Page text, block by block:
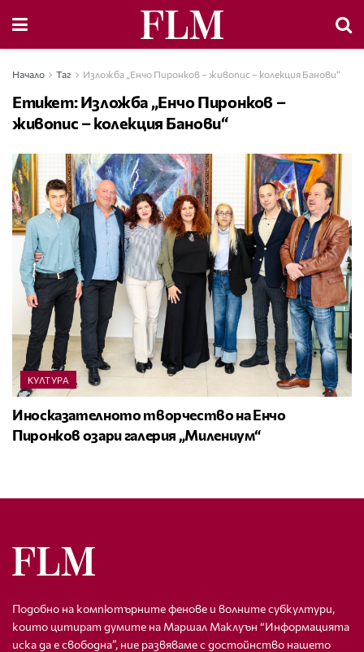
Начало Таг Изложба „Енчо Пиронков – живопис – колекция Банови“
Етикет:Изложба „Енчо Пиронков –
живопис – колекция Банови“
КУЛТУРА
Иносказателното творчество на Енчо
Пиронков озари галерия „Милениум“
Подобно на компютърните фенове и волните субкултури,
които цитират думите на Маршал Маклуън “Информацията
иска да е свободна”, ние развяваме с достойнство нашето